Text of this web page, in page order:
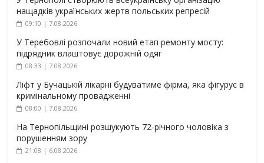
нащадків українських жертв польських репресій
09:10 | 7.08.2026
У Теребовлі розпочали новий етап ремонту мосту:
підрядник влаштовує дорожній одяг
08:33 | 7.08.2026
Ліфт у Бучацькій лікарні будуватиме фірма, яка фігурує в
кримінальному провадженні
08:00 | 7.08.2026
На Тернопільщині розшукують 72-річного чоловіка з
порушенням зору
21:08 | 6.08.2026